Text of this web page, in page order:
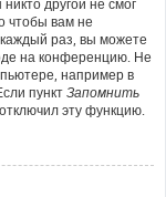
другой не смог
чтобы вам не
раз, вы можете
на конференцию. Не
например в
пункт Запомнить
эту функцию.